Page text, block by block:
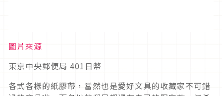
圖片來源
東京中央郵便局 401日幣
各式各樣的紙膠帶，當然也是愛好文具的收藏家不可錯